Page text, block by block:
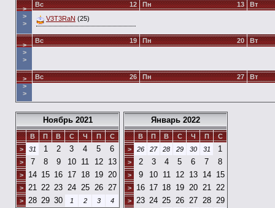
>
>
>
12
Вс
V3T3RaN (25)
13
Пн Вт
>
>
>
19
Вс 20
Пн Вт
>
>
>
26
Вс 27
Пн Вт
Ноябрь 2021
В П В С Ч П
С
>
31 1 2 3 4 5 6
> 7 8 9 10 11 12 13
> 14 15 16 17 18 19 20
> 21 22 23 24 25 26 27
> 28 29 30 1 2 3 4
Январь 2022
В П В С Ч П
С
>
26 27 28 29 30 31 1
> 2 3 4 5 6 7 8
> 9 10 11 12 13 14 15
> 16 17 18 19 20 21 22
> 23 24 25 26 27 28 29